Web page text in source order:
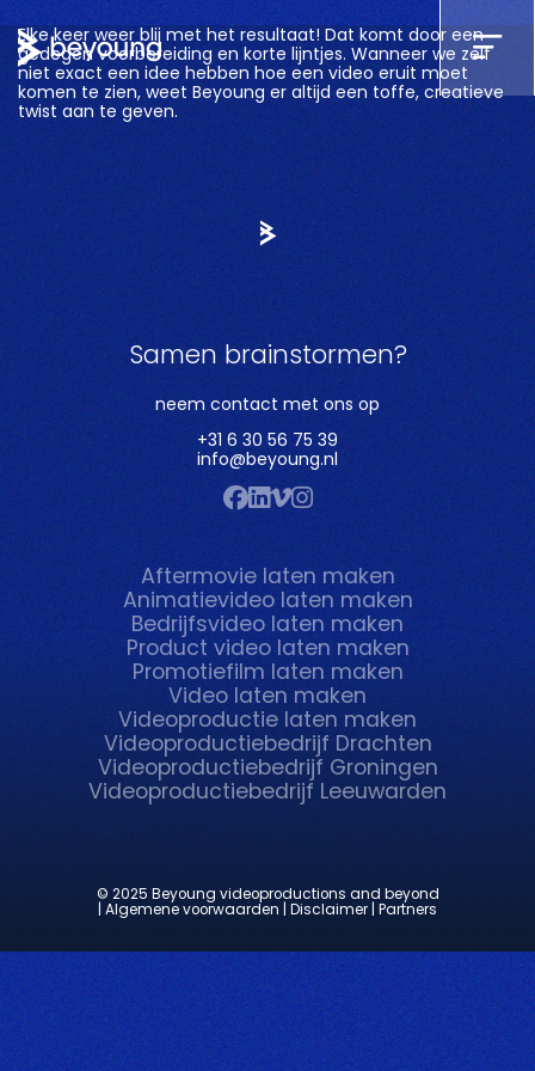
Elke keer weer blij met het resultaat! Dat komt door een
gedegen voorbereiding en korte lijntjes. Wanneer we zelf
niet exact een idee hebben hoe een video eruit moet
komen te zien, weet Beyoung er altijd een toffe, creatieve
twist aan te geven.
Samen brainstormen?
neem contact met ons op
+31 6 30 56 75 39
info@beyoung.nl
Aftermovie laten maken
Animatievideo laten maken
Bedrijfsvideo laten maken
Product video laten maken
Promotiefilm laten maken
Video laten maken
Videoproductie laten maken
Videoproductiebedrijf Drachten
Videoproductiebedrijf Groningen
Videoproductiebedrijf Leeuwarden
© 2025 Beyoung videoproductions and beyond
| Algemene voorwaarden
| Disclaimer | Partners